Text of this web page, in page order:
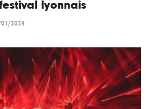
lyonnais
2024